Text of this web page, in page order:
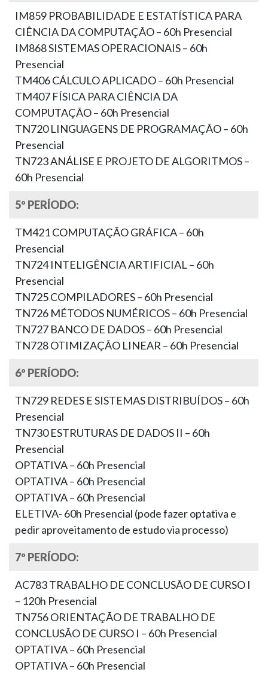
IM859 PROBABILIDADE E ESTATÍSTICA PARA
CIÊNCIA DA COMPUTAÇÃO – 60h Presencial
IM868 SISTEMAS OPERACIONAIS – 60h
Presencial
TM406 CÁLCULO APLICADO – 60h Presencial
TM407 FÍSICA PARA CIÊNCIA DA
COMPUTAÇÃO – 60h Presencial
TN720 LINGUAGENS DE PROGRAMAÇÃO – 60h
Presencial
TN723 ANÁLISE E PROJETO DE ALGORITMOS –
60h Presencial
5º PERÍODO:
TM421 COMPUTAÇÃO GRÁFICA – 60h
Presencial
TN724 INTELIGÊNCIA ARTIFICIAL – 60h
Presencial
TN725 COMPILADORES – 60h Presencial
TN726 MÉTODOS NUMÉRICOS – 60h Presencial
TN727 BANCO DE DADOS – 60h Presencial
TN728 OTIMIZAÇÃO LINEAR – 60h Presencial
6º PERÍODO:
TN729 REDES E SISTEMAS DISTRIBUÍDOS – 60h
Presencial
TN730 ESTRUTURAS DE DADOS II – 60h
Presencial
OPTATIVA – 60h Presencial
OPTATIVA – 60h Presencial
OPTATIVA – 60h Presencial
ELETIVA- 60h Presencial (pode fazer optativa e
pedir aproveitamento de estudo via processo)
7º PERÍODO:
AC783 TRABALHO DE CONCLUSÃO DE CURSO I
– 120h Presencial
TN756 ORIENTAÇÃO DE TRABALHO DE
CONCLUSÃO DE CURSO I – 60h Presencial
OPTATIVA – 60h Presencial
OPTATIVA – 60h Presencial